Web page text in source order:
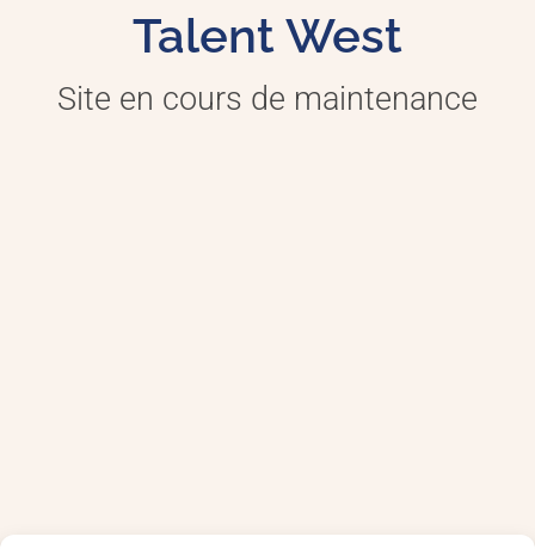
Talent West
Site en cours de maintenance